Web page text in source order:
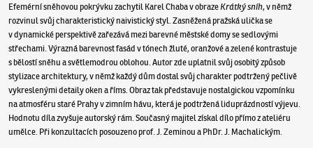
Efemérní sněhovou pokrývku zachytil Karel Chaba v obraze Krátký sníh, v němž
rozvinul svůj charakteristický naivistický styl. Zasněžená pražská ulička se
v dynamické perspektivě zařezává mezi barevné městské domy se sedlovými
střechami. Výrazná barevnost fasád v tónech žluté, oranžové a zelené kontrastuje
s bělostí sněhu a světlemodrou oblohou. Autor zde uplatnil svůj osobitý způsob
stylizace architektury, v němž každý dům dostal svůj charakter podtržený pečlivě
vykreslenými detaily oken a říms. Obraz tak představuje nostalgickou vzpomínku
na atmosféru staré Prahy v zimním hávu, která je podtržená liduprázdností výjevu.
Hodnotu díla zvyšuje autorský rám. Současný majitel získal dílo přímo z ateliéru
umělce. Při konzultacích posouzeno prof. J. Zeminou a PhDr. J. Machalickým.